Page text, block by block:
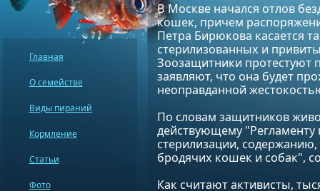
В Москве начался отлов
кошек, причем
Петра Бирюкова касается
стерилизованных и
Зоозащитники протестуют
заявляют, что она будет
неоправданной
По словам защитников
действующему "Регламенту
стерилизации,
бродячих кошек и собак",
Как считают активисты,
Главная
О семействе
Виды пираний
Кормление
Статьи
Фото